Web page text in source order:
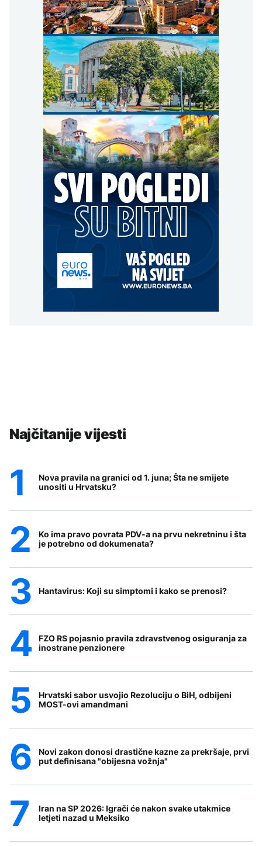
Najčitanije vijesti
Nova pravila na granici od 1. juna; Šta ne smijete
unositi u Hrvatsku?
Ko ima pravo povrata PDV-a na prvu nekretninu i šta
je potrebno od dokumenata?
Hantavirus: Koji su simptomi i kako se prenosi?
FZO RS pojasnio pravila zdravstvenog osiguranja za
inostrane penzionere
Hrvatski sabor usvojio Rezoluciju o BiH, odbijeni
MOST-ovi amandmani
Novi zakon donosi drastične kazne za prekršaje, prvi
put definisana "obijesna vožnja"
Iran na SP 2026: Igrači će nakon svake utakmice
letjeti nazad u Meksiko